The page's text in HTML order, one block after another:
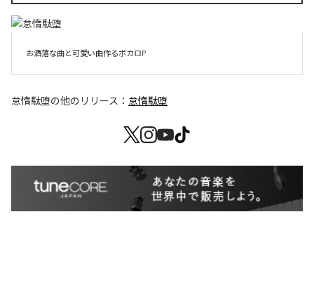
お洒落な曲と可愛い曲作るボカロP
怠惰駄堕の他のリリース： 怠惰駄堕